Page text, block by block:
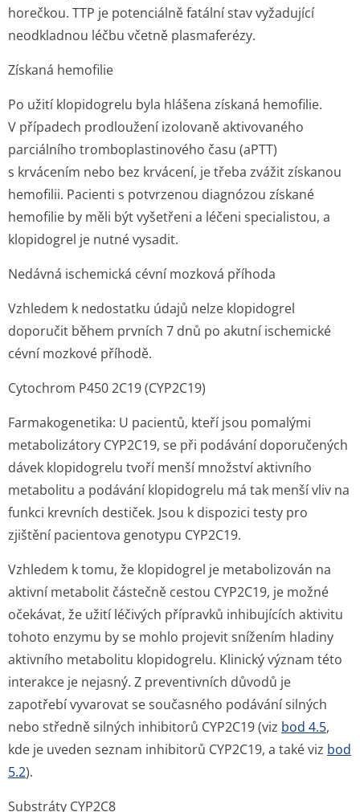
horečkou. TTP je potenciálně fatální stav vyžadující
neodkladnou léčbu včetně plasmaferézy.
Získaná hemofilie
Po užití klopidogrelu byla hlášena získaná hemofilie.
V případech prodloužení izolovaně aktivovaného
parciálního tromboplastinového času (aPTT)
s krvácením nebo bez krvácení, je třeba zvážit získanou
hemofilii. Pacienti s potvrzenou diagnózou získané
hemofilie by měli být vyšetřeni a léčeni specialistou, a
klopidogrel je nutné vysadit.
Nedávná ischemická cévní mozková příhoda
Vzhledem k nedostatku údajů nelze klopidogrel
doporučit během prvních 7 dnů po akutní ischemické
cévní mozkové příhodě.
Cytochrom P450 2C19 (CYP2C19)
Farmakogenetika: U pacientů, kteří jsou pomalými
metabolizátory CYP2C19, se při podávání doporučených
dávek klopidogrelu tvoří menší množství aktivního
metabolitu a podávání klopidogrelu má tak menší vliv na
funkci krevních destiček. Jsou k dispozici testy pro
zjištění pacientova genotypu CYP2C19.
Vzhledem k tomu, že klopidogrel je metabolizován na
aktivní metabolit částečně cestou CYP2C19, je možné
očekávat, že užití léčivých přípravků inhibujících aktivitu
tohoto enzymu by se mohlo projevit snížením hladiny
aktivního metabolitu klopidogrelu. Klinický význam této
interakce je nejasný. Z preventivních důvodů je
zapotřebí vyvarovat se současného podávání silných
nebo středně silných inhibitorů CYP2C19 (viz bod 4.5,
kde je uveden seznam inhibitorů CYP2C19, a také viz bod
5.2).
Substráty CYP2C8